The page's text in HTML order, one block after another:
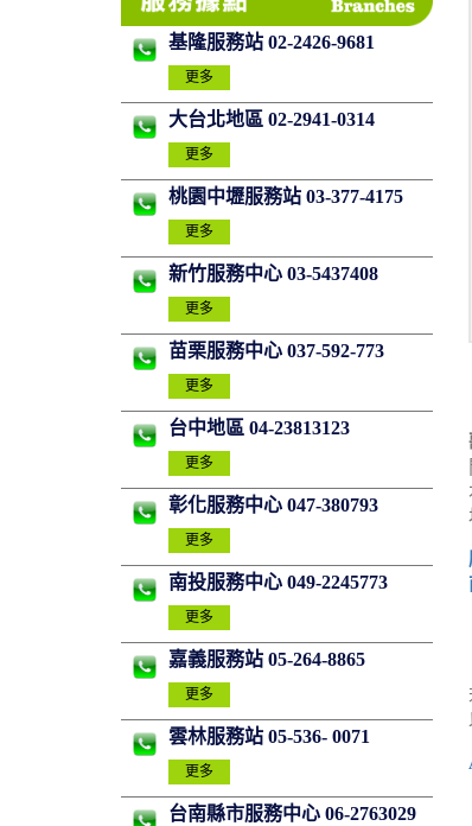
基隆服務站 02-2426-9681
更多
大台北地區 02-2941-0314
更多
桃園中壢服務站 03-377-4175
更多
新竹服務中心 03-5437408
更多
苗栗服務中心 037-592-773
更多
台中地區 04-23813123
更多
彰化服務中心 047-380793
更多
南投服務中心 049-2245773
更多
嘉義服務站 05-264-8865
更多
雲林服務站 05-536- 0071
更多
台南縣市服務中心 06-2763029